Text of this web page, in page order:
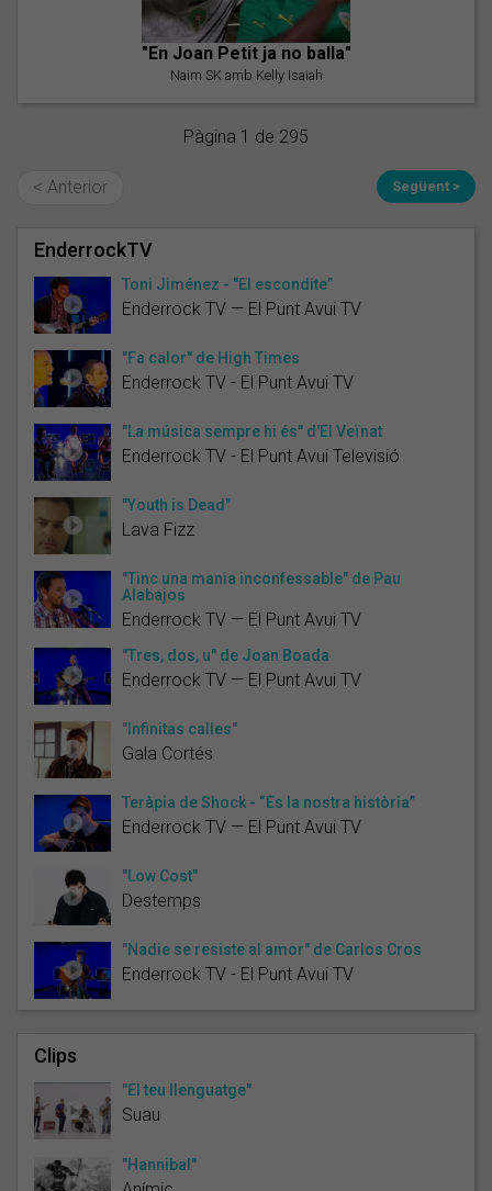
"En Joan Petit ja no balla"
Naim SK amb Kelly Isaiah
Pàgina 1 de 295
< Anterior Següent >
EnderrockTV
Toni Jiménez - "El escondite”
Enderrock TV — El Punt Avui TV
"Fa calor" de High Times
Enderrock TV - El Punt Avui TV
"La música sempre hi és" d'El Veïnat
Enderrock TV - El Punt Avui Televisió
"Youth is Dead"
Lava Fizz
"Tinc una mania inconfessable" de Pau
Alabajos
Enderrock TV — El Punt Avui TV
"Tres, dos, u" de Joan Boada
Enderrock TV — El Punt Avui TV
"Infinitas calles"
Gala Cortés
Teràpia de Shock - “És la nostra història”
Enderrock TV — El Punt Avui TV
"Low Cost"
Destemps
"Nadie se resiste al amor" de Carlos Cros
Enderrock TV - El Punt Avui TV
Clips
"El teu llenguatge"
Suau
"Hannibal"